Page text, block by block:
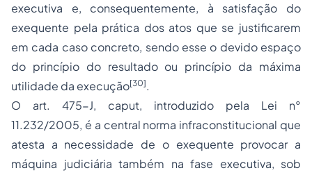
executiva e, consequentemente, à satisfação do
exequente pela prática dos atos que se justificarem
em cada caso concreto, sendo esse o devido espaço
do princípio do resultado ou princípio da máxima
utilidade da execução[30].
O art. 475-J, caput, introduzido pela Lei n°
11.232/2005, é a central norma infraconstitucional que
atesta a necessidade de o exequente provocar a
máquina judiciária também na fase executiva, sob